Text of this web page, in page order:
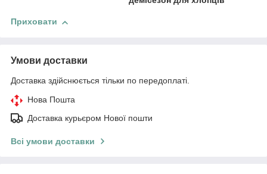
Приховати
Умови доставки
Доставка здійснюється тільки по передоплаті.
Нова Пошта
Доставка курьєром Нової пошти
Всі умови доставки